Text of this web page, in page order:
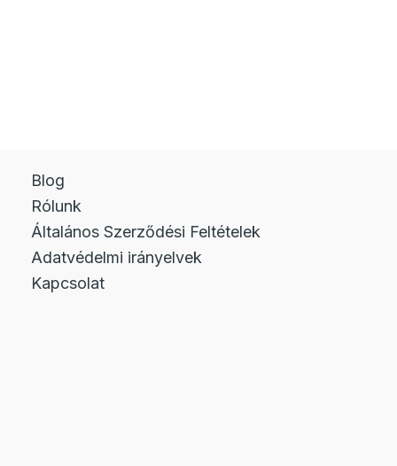
ki
Blog
Rólunk
Általános Szerződési Feltételek
Adatvédelmi irányelvek
Kapcsolat